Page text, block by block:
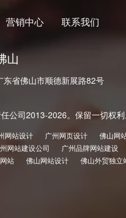
营销中心 联系我们
山
东省佛山市顺德新展路82号
公司2013-2026。保留一切权利
网站设计 广州网页设计 佛山网
网站建设公司 广州品牌网站建设
站 佛山网站设计 佛山外贸独立